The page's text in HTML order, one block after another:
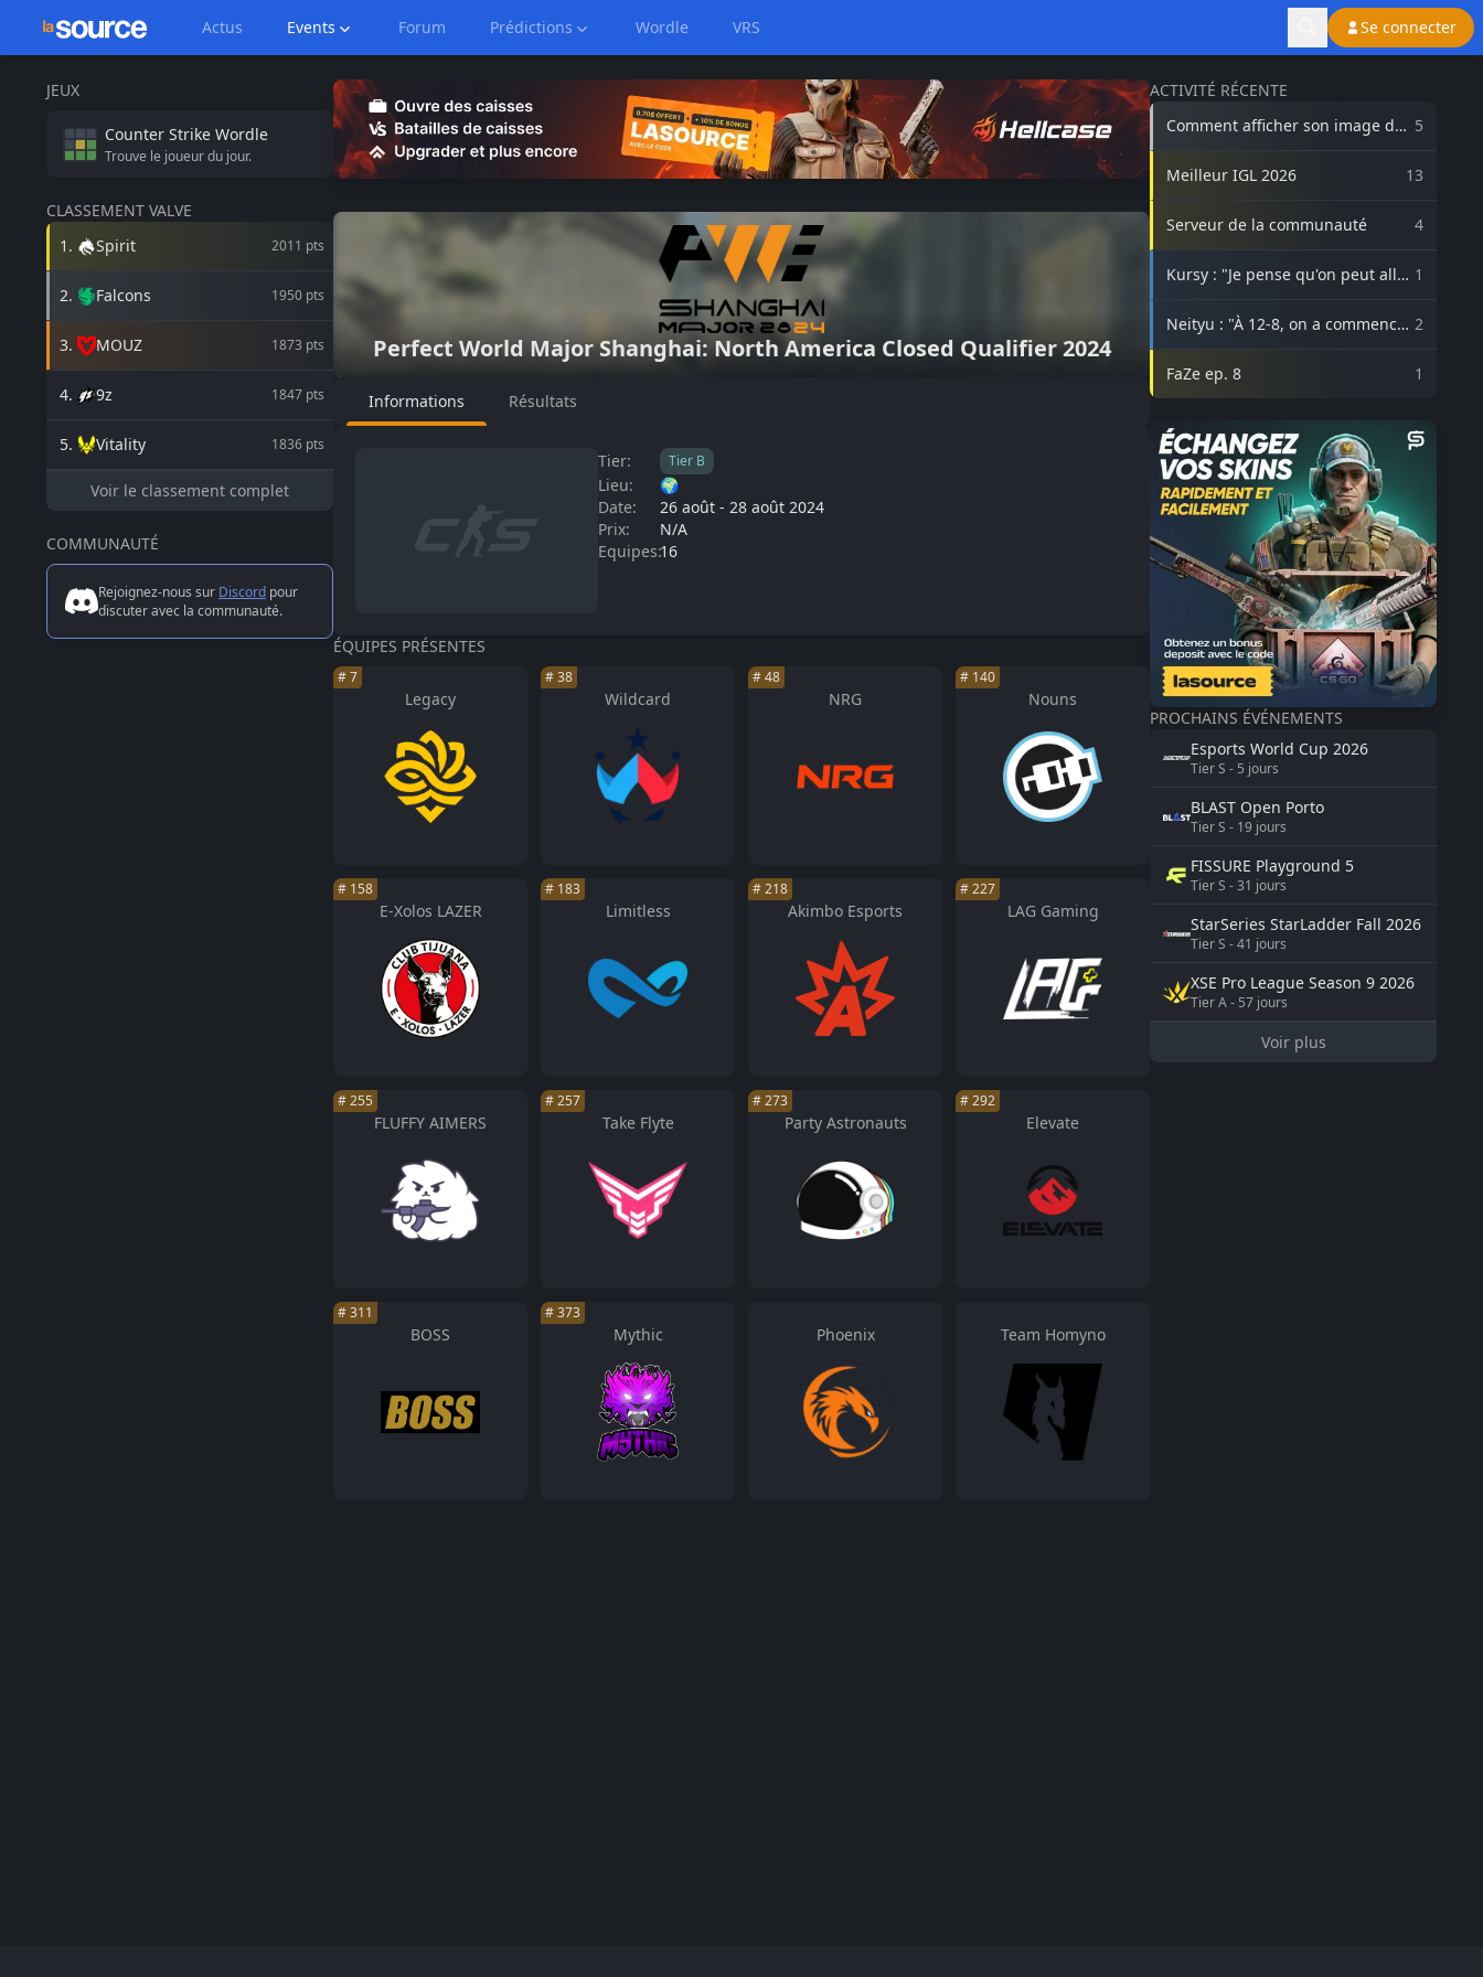
Actus Events Forum Prédictions Wordle VRS Se connecter
JEUX
Counter Strike Wordle
Trouve le joueur du jour.
CLASSEMENT VALVE
1 . Spirit 2011 pts
2. Falcons 1950 pts
3. MOUZ 1873 pts
4. 9z 1847 pts
5. Vitality 1836 pts
Voir le classement complet
COMMUNAUTÉ
Rejoignez-nous sur Discord pour
discuter avec la communauté.
Perfect World MajorShanghai: North America Closed Qualifier 2024
Informations Résultats
Tier: Tier B
Lieu:
🌍
Date:
26 août - 28 août 2024
Prix:
N/A
Equipes:16
ÉQUIPES PRÉSENTES
#7
Legacy
#38
Wildcard
#48
NRG
# 140
Nouns
# 158
E-Xolos LAZER
# 183
Limitless
#218
Akimbo Esports
#227
LAG Gaming
#255
FLUFFY AIMERS
#257
Take Flyte
#273
Party Astronauts
#292
Elevate
#311
BOSS
#373
Mythic Phoenix Team Homyno
ACTIVITÉ RÉCENTE
Comment afficher son image de
5
Meilleur IGL 2026 13
Serveur de la communauté 4
Kursy : "Je pense qu'on peut aller
3DMAX"
1
Neityu : "À 12-8, on a commencé 2
FaZe ep. 8 1
PROCHAINS ÉVÉNEMENTS
Esports World Cup 2026
TierS - 5 jours
BLAST Open Porto
TierS - 19 jours
FISSURE Playground 5
TierS -31 jours
StarSeries StarLadder Fall 2026
TierS -41 jours
XSE Pro League Season 9 2026
TierA- 57 jours
Voir plus